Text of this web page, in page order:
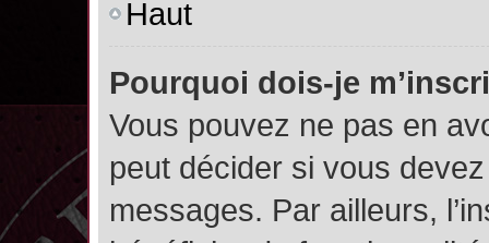
Haut
Pourquoi dois-je
Vous pouvez ne pas en
peut décider si vous
messages. Par ailleurs,